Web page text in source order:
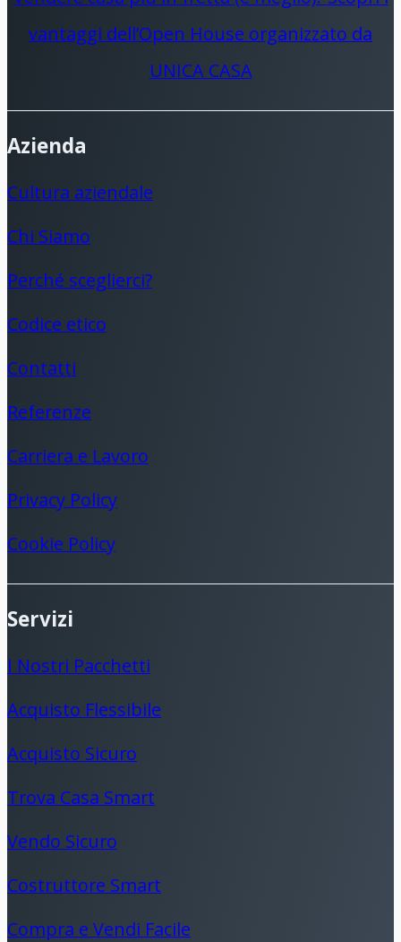
vantaggi dell’Open House organizzato da
UNICA CASA
Azienda
Cultura aziendale
Chi Siamo
Perché sceglierci?
Codice etico
Contatti
Referenze
Carriera e Lavoro
Privacy Policy
Cookie Policy
Servizi
I Nostri Pacchetti
Acquisto Flessibile
Acquisto Sicuro
Trova Casa Smart
Vendo Sicuro
Costruttore Smart
Compra e Vendi Facile